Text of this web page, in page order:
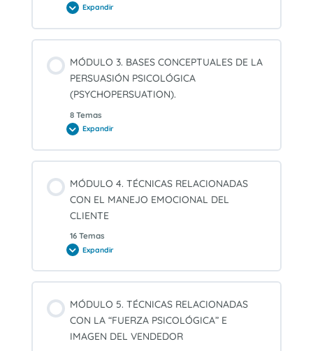
Expandir
MÓDULO
UNA
MENTE
“CAZADOR
–
RECOLECTOR”
(cargada
cognitivos).
MÓDULO 3. BASES CONCEPTUALES DE LA
PERSUASIÓN PSICOLÓGICA
(PSYCHOPERSUATION).
8 Temas
Expandir
MÓDULO
BASES
CONCEPTUALES
PERSUASIÓN
PSICOLÓGICA
(PSYCHOPERSUATION).
MÓDULO 4. TÉCNICAS RELACIONADAS
CON EL MANEJO EMOCIONAL DEL
CLIENTE
16 Temas
Expandir
MÓDULO
TÉCNICAS
RELACIONADAS
EL
MANEJO
EMOCIONAL
DEL
CLIENTE
MÓDULO 5. TÉCNICAS RELACIONADAS
CON LA “FUERZA PSICOLÓGICA” E
IMAGEN DEL VENDEDOR